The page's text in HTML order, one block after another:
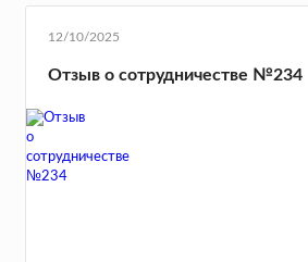
12/10/2025
Отзыв о сотрудничестве №234